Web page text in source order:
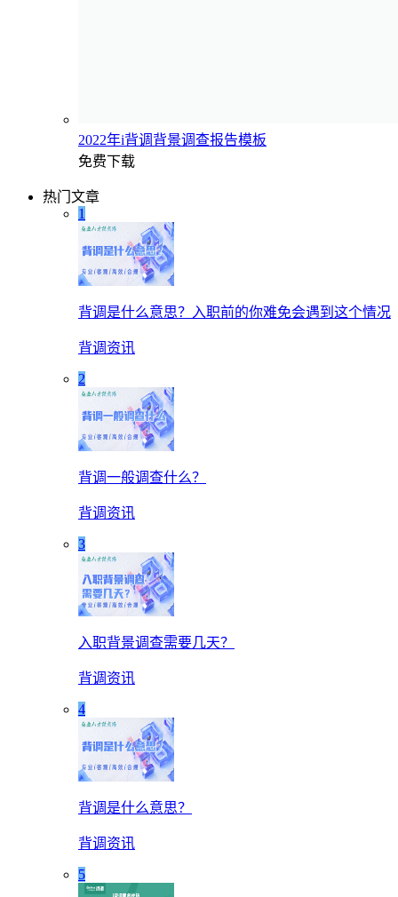
2022年i背调背景调查报告模板
免费下载
热门文章
1
背调是什么意思？入职前的你难免会遇到这个情况
背调资讯
2
背调一般调查什么？
背调资讯
3
入职背景调查需要几天？
背调资讯
4
背调是什么意思？
背调资讯
5